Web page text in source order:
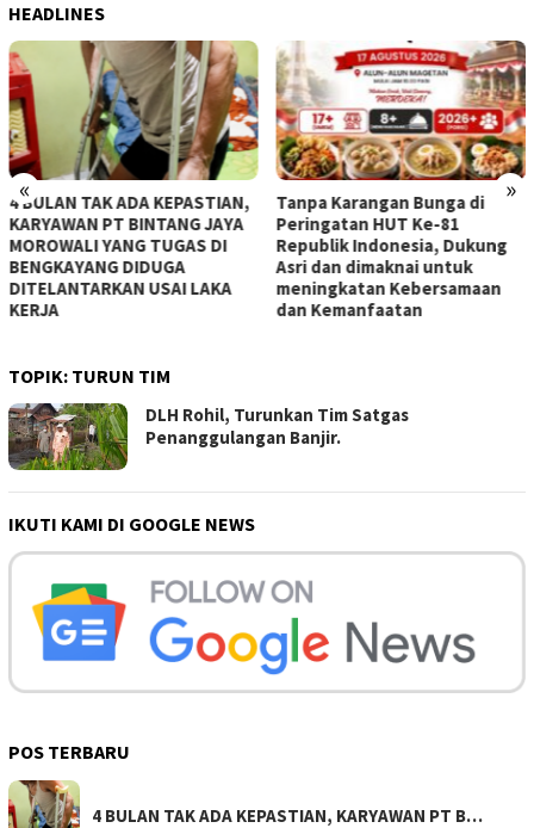
HEADLINES
« »
Tanpa Karangan Bunga di
Peringatan HUT Ke-81
Republik Indonesia, Dukung
Asri dan dimaknai untuk
meningkatan Kebersamaan
dan Kemanfaatan
Dewas, Direktur dan Seluruh
Pegawai Perumdam Tirta
Landak mengucapkan
Dirgahayu RI ke-81
TOPIK: TURUN TIM
DLH Rohil, Turunkan Tim Satgas
Penanggulangan Banjir.
IKUTI KAMI DI GOOGLE NEWS
POS TERBARU
4 BULAN TAK ADA KEPASTIAN, KARYAWAN PT B…